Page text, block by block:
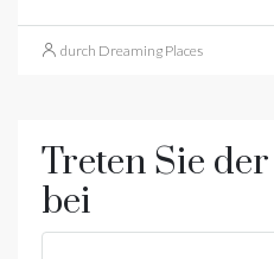
durch Dreaming Places
Treten Sie
bei